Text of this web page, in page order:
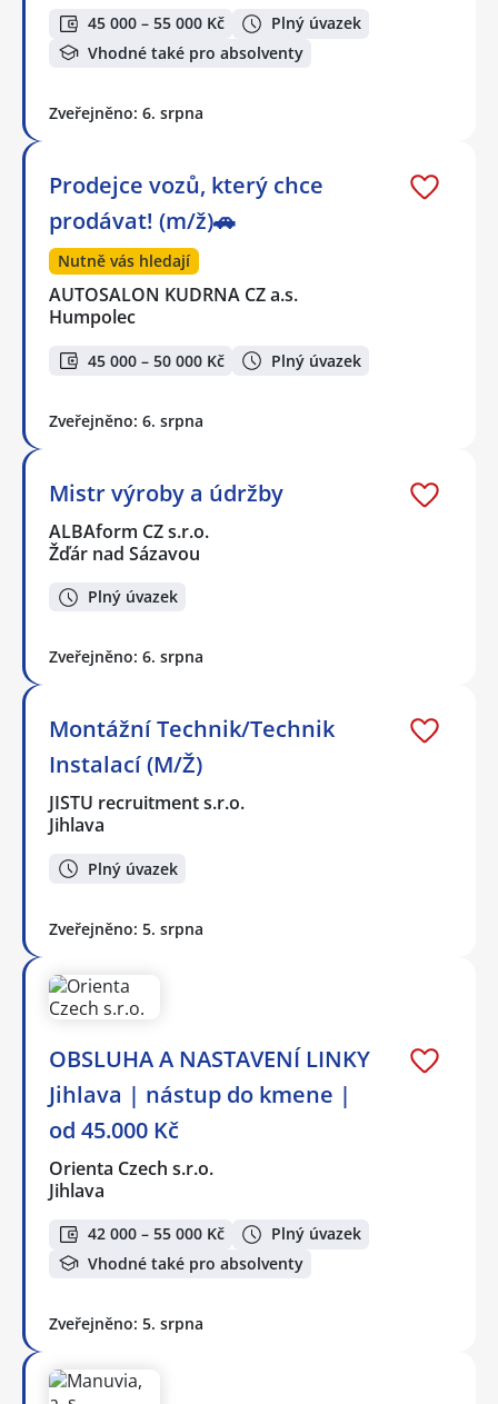
45 000 – 55 000 Kč
Plný úvazek
Vhodné také pro absolventy
Zveřejněno: 6. srpna
Prodejce vozů, který chce
prodávat! (m/ž)🚗
Nutně vás hledají
AUTOSALON KUDRNA CZ a.s.
Humpolec
45 000 – 50 000 Kč Plný úvazek
Zveřejněno: 6. srpna
Mistr výroby a údržby
ALBAform CZ s.r.o.
Žďár nad Sázavou
Plný úvazek
Zveřejněno: 6. srpna
Montážní Technik/Technik
Instalací (M/Ž)
JISTU recruitment s.r.o.
Jihlava
Plný úvazek
Zveřejněno: 5. srpna
OBSLUHA A NASTAVENÍ LINKY
Jihlava | nástup do kmene |
od 45.000 Kč
Orienta Czech s.r.o.
Jihlava
42 000 – 55 000 Kč
Plný úvazek
Vhodné také pro absolventy
Zveřejněno: 5. srpna